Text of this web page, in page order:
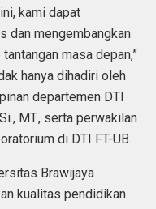
kami dapat
dan mengembangkan
masa depan,”
hanya dihadiri oleh
departemen DTI
MT., serta perwakilan
di DTI FT-UB.
Brawijaya
kualitas pendidikan